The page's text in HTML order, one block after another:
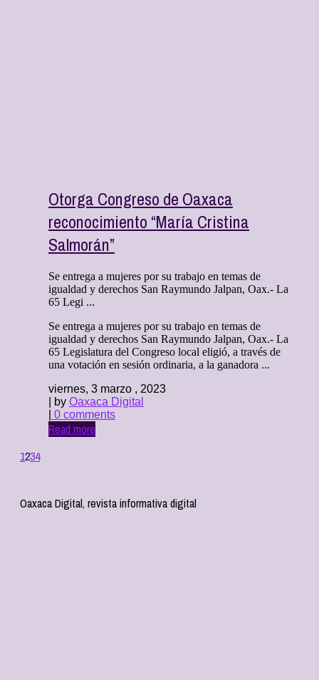
Otorga Congreso de Oaxaca
reconocimiento “María Cristina
Salmorán”
Se entrega a mujeres por su trabajo en temas de
igualdad y derechos San Raymundo Jalpan, Oax.- La
65 Legi ...
Se entrega a mujeres por su trabajo en temas de
igualdad y derechos San Raymundo Jalpan, Oax.- La
65 Legislatura del Congreso local eligió, a través de
una votación en sesión ordinaria, a la ganadora ...
viernes, 3 marzo , 2023
| by Oaxaca Digital
0 comments
Read more
1234
Oaxaca Digital, revista informativa digital